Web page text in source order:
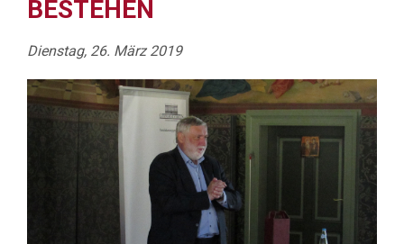
BESTEHEN
Dienstag, 26. März 2019